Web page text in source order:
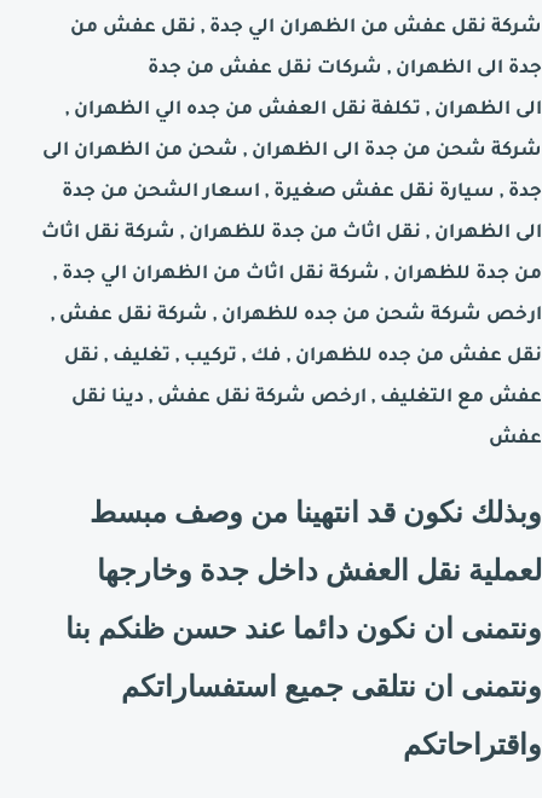
شركة نقل عفش من الظهران الي جدة , نقل عفش من
جدة الى الظهران , شركات نقل عفش من جدة
الى الظهران , تكلفة نقل العفش من جده الي الظهران ,
شركة شحن من جدة الى الظهران , شحن من الظهران الى
جدة , سيارة نقل عفش صغيرة , اسعار الشحن من جدة
الى الظهران , نقل اثاث من جدة للظهران , شركة نقل اثاث
من جدة للظهران , شركة نقل اثاث من الظهران الي جدة ,
ارخص شركة شحن من جده للظهران , شركة نقل عفش ,
نقل عفش من جده للظهران , فك , تركيب , تغليف , نقل
عفش مع التغليف , ارخص شركة نقل عفش , دينا نقل
عفش
وبذلك نكون قد انتهينا من وصف مبسط
لعملية نقل العفش داخل جدة وخارجها
ونتمنى ان نكون دائما عند حسن ظنكم بنا
ونتمنى ان نتلقى جميع استفساراتكم
واقتراحاتكم